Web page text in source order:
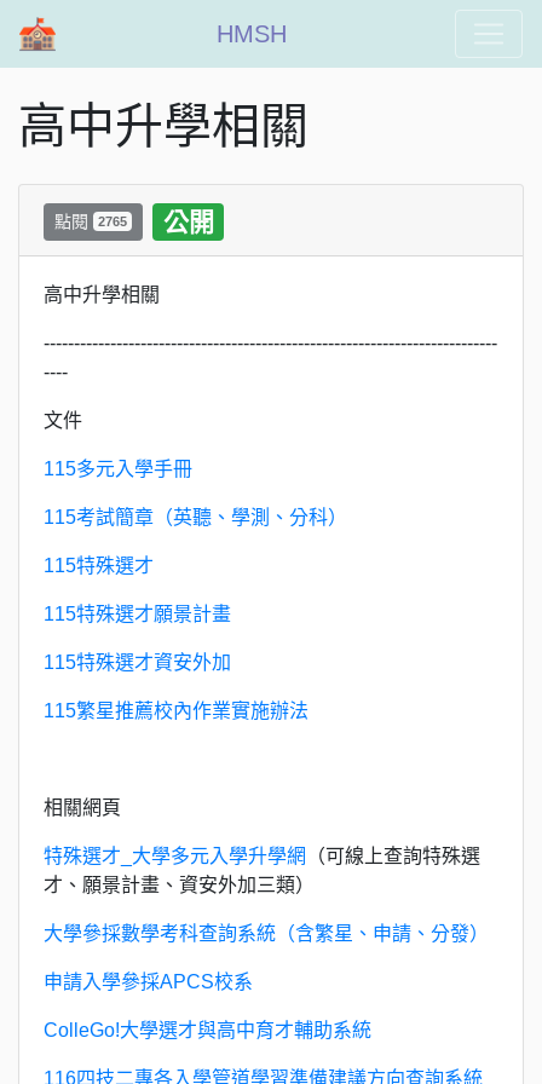
HMSH
高中升學相關
點閱 2765 公開
高中升學相關
---------------------------------------------------------------------------
----
文件
115多元入學手冊
115考試簡章（英聽、學測、分科）
115特殊選才
115特殊選才願景計畫
115特殊選才資安外加
115繁星推薦校內作業實施辦法
相關網頁
特殊選才_大學多元入學升學網
（可線上查詢特殊選
才、願景計畫、資安外加三類）
大學參採數學考科查詢系統（含繁星、申請、分發）
申請入學參採APCS校系
ColleGo!大學選才與高中育才輔助系統
116四技二專各入學管道學習準備建議方向查詢系統